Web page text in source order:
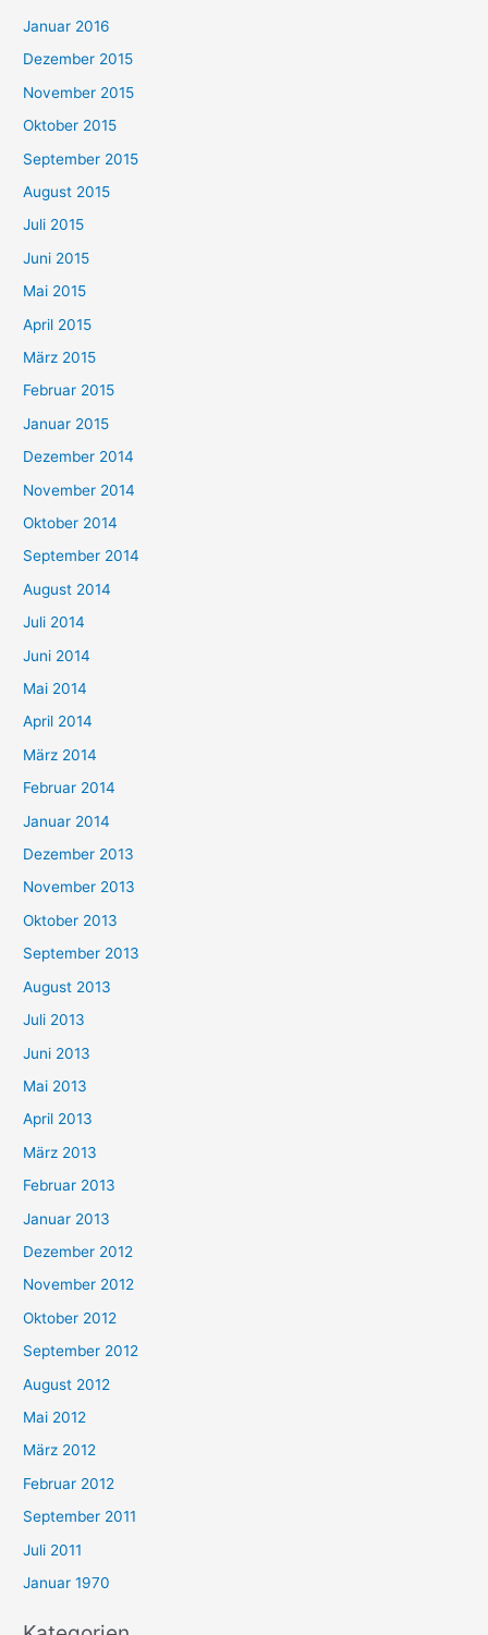
Januar 2016
Dezember 2015
November 2015
Oktober 2015
September 2015
August 2015
Juli 2015
Juni 2015
Mai 2015
April 2015
März 2015
Februar 2015
Januar 2015
Dezember 2014
November 2014
Oktober 2014
September 2014
August 2014
Juli 2014
Juni 2014
Mai 2014
April 2014
März 2014
Februar 2014
Januar 2014
Dezember 2013
November 2013
Oktober 2013
September 2013
August 2013
Juli 2013
Juni 2013
Mai 2013
April 2013
März 2013
Februar 2013
Januar 2013
Dezember 2012
November 2012
Oktober 2012
September 2012
August 2012
Mai 2012
März 2012
Februar 2012
September 2011
Juli 2011
Januar 1970